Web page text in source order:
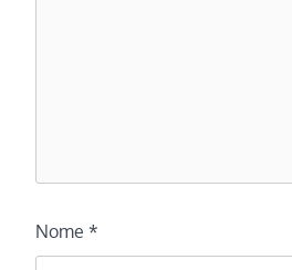
Nome *